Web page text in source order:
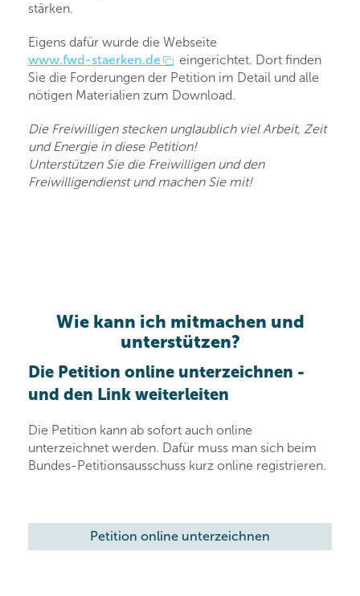
stärken.
Eigens dafür wurde die Webseite
www.fwd-staerken.de
eingerichtet. Dort finden
Sie die Forderungen der Petition im Detail und alle
nötigen Materialien zum Download.
Die Freiwilligen stecken unglaublich viel Arbeit, Zeit
und Energie in diese Petition!
Unterstützen Sie die Freiwilligen und den
Freiwilligendienst und machen Sie mit!
Wie kann ich mitmachen und
unterstützen?
Die Petition online unterzeichnen -
und den Link weiterleiten
Die Petition kann ab sofort auch online
unterzeichnet werden. Dafür muss man sich beim
Bundes-Petitionsausschuss kurz online registrieren.
Petition online unterzeichnen